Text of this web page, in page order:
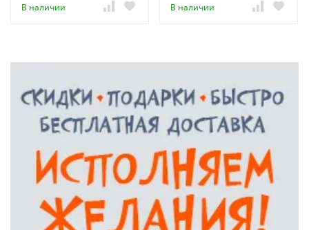
В наличии В наличии